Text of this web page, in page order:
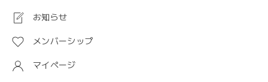
お知らせ
メンバーシップ
マイページ